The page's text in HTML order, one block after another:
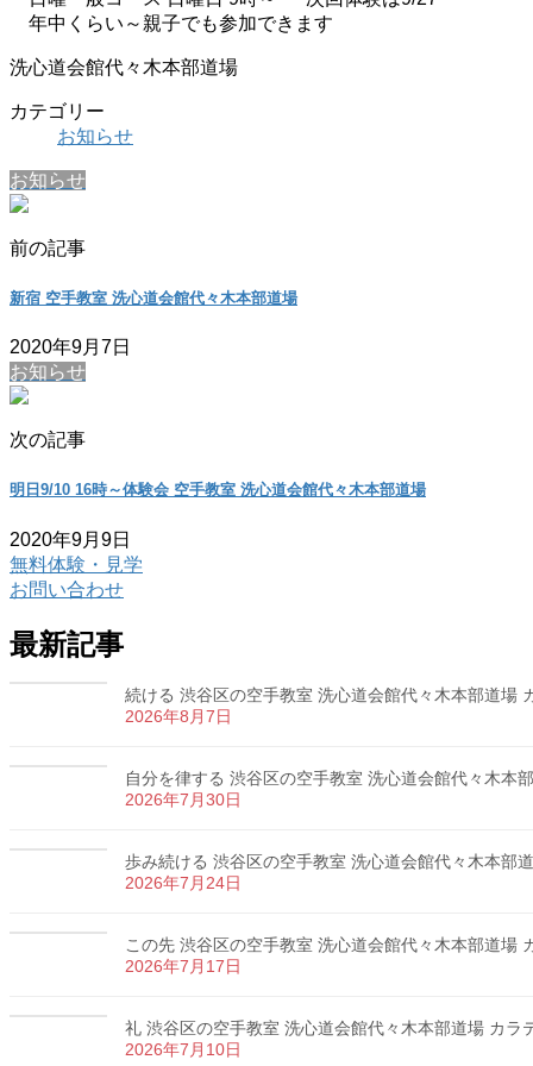
年中くらい～親子でも参加できます
洗心道会館代々木本部道場
カテゴリー
お知らせ
お知らせ
前の記事
新宿 空手教室 洗心道会館代々木本部道場
2020年9月7日
お知らせ
次の記事
明日9/10 16時～体験会 空手教室 洗心道会館代々木本部道場
2020年9月9日
無料体験・見学
お問い合わせ
最新記事
続ける 渋谷区の空手教室 洗心道会館代々木本部道場
2026年8月7日
自分を律する 渋谷区の空手教室 洗心道会館代々木本
2026年7月30日
歩み続ける 渋谷区の空手教室 洗心道会館代々木本部
2026年7月24日
この先 渋谷区の空手教室 洗心道会館代々木本部道場
2026年7月17日
礼 渋谷区の空手教室 洗心道会館代々木本部道場 カラ
2026年7月10日